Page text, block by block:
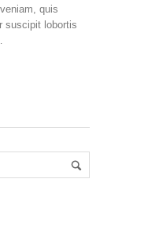
quis
suscipit lobortis